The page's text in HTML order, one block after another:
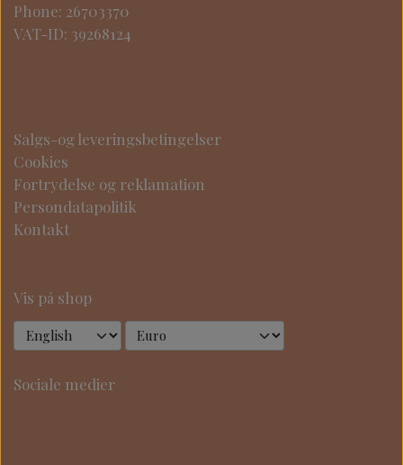
Phone: 26703370
VAT-ID: 39268124
Salgs-og leveringsbetingelser
Cookies
Fortrydelse og reklamation
Persondatapolitik
Kontakt
Vis på shop
Sociale medier